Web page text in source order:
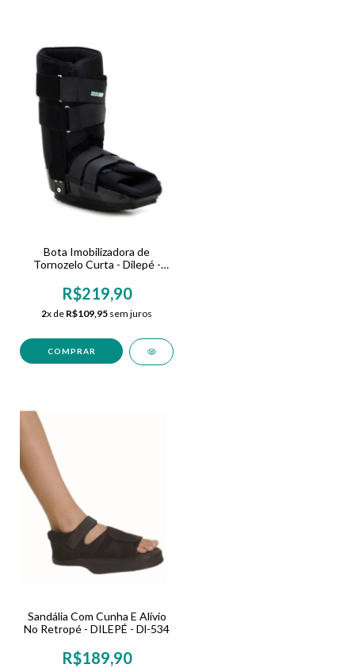
Bota Imobilizadora de
Tornozelo Curta - Dilepé -
R$219,90
2x de R$109,95 sem juros
COMPRAR
Sandália Com Cunha E Alívio
No Retropé - DILEPÉ - Dl-534
R$189,90